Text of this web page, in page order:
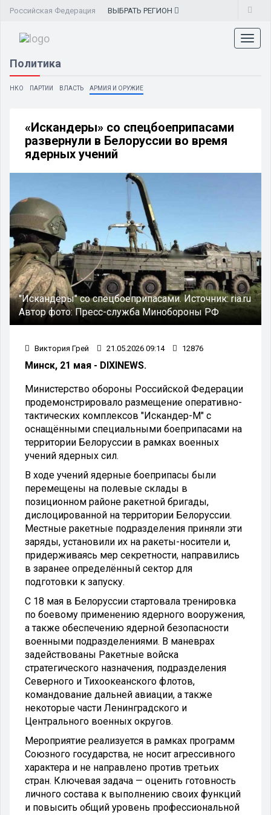
Российская Федерация ВЫБРАТЬ РЕГИОН
Политика
НКО ПАРТИИ ВЛАСТЬ АРМИЯ И ОРУЖИЕ
«Искандеры» со спецбоеприпасами
развернули в Белоруссии во время
ядерных учений
"Искандеры" со спецбоеприпасами.Источник:ria.ru
Автор фото:Пресс-служба Минобороны РФ
Виктория Грей 21.05.2026 09:14 12876
Минск, 21 мая - DIXINEWS.
Министерство обороны Российской Федерации
продемонстрировало размещение оперативно-
тактических комплексов "Искандер-М" с
оснащёнными специальными боеприпасами на
территории Белоруссии в рамках военных
учений ядерных сил.
В ходе учений ядерные боеприпасы были
перемещены на полевые склады в
позиционном районе ракетной бригады,
дислоцированной на территории Белоруссии.
Местные ракетные подразделения приняли эти
заряды, установили их на ракеты-носители и,
придерживаясь мер секретности, направились
в заранее определённый сектор для
подготовки к запуску.
С 18 мая в Белоруссии стартовала тренировка
по боевому применению ядерного вооружения,
а также обеспечению ядерной безопасности
военными подразделениями. В маневрах
задействованы Ракетные войска
стратегического назначения, подразделения
Северного и Тихоокеанского флотов,
командование дальней авиации, а также
некоторые части Ленинградского и
Центрального военных округов.
Мероприятие реализуется в рамках программ
Союзного государства, не носит агрессивного
характера и не направлено против третьих
стран. Ключевая задача — оценить готовность
личного состава к выполнению своих функций
и повысить общий уровень профессиональной